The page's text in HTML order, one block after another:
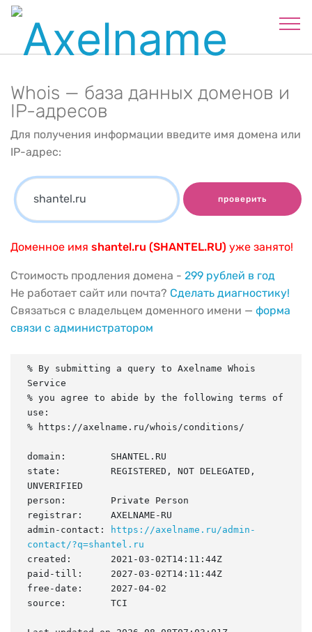
Whois — база данных доменов и
IP-адресов
Для получения информации введите имя домена или
IP-адрес:
проверить
Доменное имя shantel.ru (SHANTEL.RU) уже занято!
Стоимость продления домена - 299 рублей в год
Не работает сайт или почта? Сделать диагностику!
Связаться с владельцем доменного имени — форма
связи с администратором
% By submitting a query to Axelname Whois
Service
% you agree to abide by the following terms of
use:
% https://axelname.ru/whois/conditions/
domain:        SHANTEL.RU
state:         REGISTERED, NOT DELEGATED,
UNVERIFIED
person:        Private Person
registrar:     AXELNAME-RU
admin-contact:
https://axelname.ru/admin-
contact/?q=shantel.ru
created:       2021-03-02T14:11:44Z
paid-till:     2027-03-02T14:11:44Z
free-date:     2027-04-02
source:        TCI